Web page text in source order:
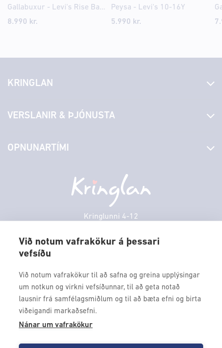
Við notum vafrakökur á þessari
vefsíðu
Við notum vafrakökur til að safna og greina upplýsingar
um notkun og virkni vefsíðunnar, til að geta notað
lausnir frá samfélagsmiðlum og til að bæta efni og birta
viðeigandi markaðsefni.
Nánar um vafrakökur
Gallabuxur - Levi's Rise Baggy
8.990 kr.
Peysa - Levi's 10-16Y
5.990 kr.
Kringlunni 4-12
kringlan@kringlan.is
KRINGLAN
Laus störf
Hafðu samband
Persónuverndarstefna
VERSLANIR & ÞJÓNUSTA
Borgarbókasafn
Borgarleikhúsið
Ævintýraland
OPNUNARTÍMI
Þriðjudagur
VERTU MEÐ
Fáðu forskot á dagskrána okkar og sértilboð með því að skrá